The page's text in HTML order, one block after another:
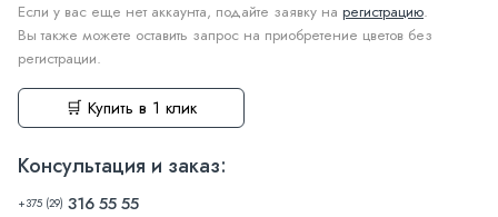
Если у вас еще нет аккаунта, подайте заявку на регистрацию.
Вы также можете оставить запрос на приобретение цветов без
регистрации.
🛒 Купить в 1 клик
Консультация и заказ:
+375 (29) 316 55 55